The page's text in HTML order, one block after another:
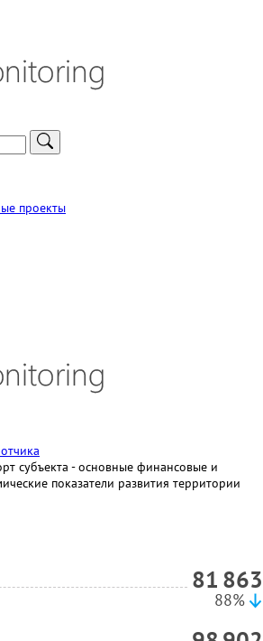
проекты
субъекта - основные финансовые и
показатели развития территории
81 863
88%